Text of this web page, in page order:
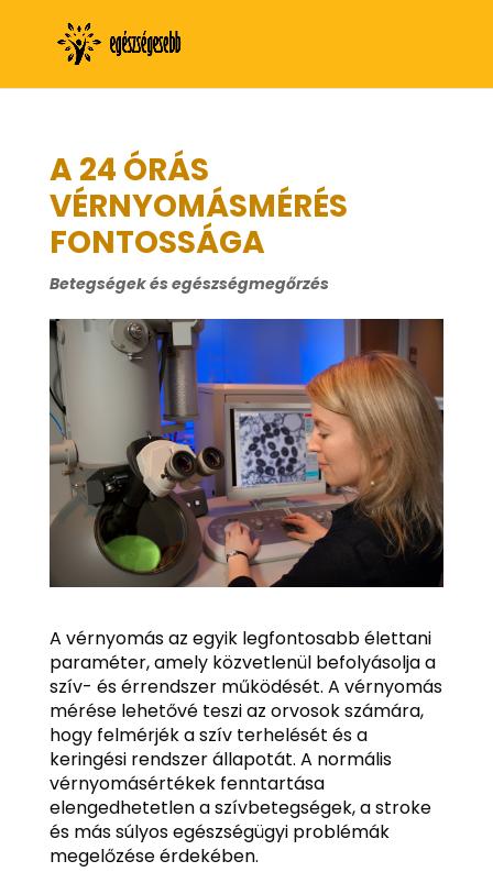
A 24 ÓRÁS
VÉRNYOMÁSMÉRÉS
FONTOSSÁGA
Betegségek és egészségmegőrzés
A vérnyomás az egyik legfontosabb élettani
paraméter, amely közvetlenül befolyásolja a
szív- és érrendszer működését. A vérnyomás
mérése lehetővé teszi az orvosok számára,
hogy felmérjék a szív terhelését és a
keringési rendszer állapotát. A normális
vérnyomásértékek fenntartása
elengedhetetlen a szívbetegségek, a stroke
és más súlyos egészségügyi problémák
megelőzése érdekében.